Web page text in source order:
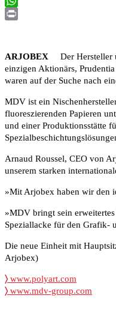
WhatsApp
ARJOBEX Der Hersteller
einzigen Aktionärs,
waren auf der Suche nach
MDV ist ein
fluoreszierenden Papieren
und einer Produktionsstätte
Arnaud Roussel, CEO von
unserem starken
»Mit Arjobex haben wir den
»MDV bringt sein
Speziallacke für den Grafik-
Die neue Einheit mit
Arjobex)
〉 www.polyart.com
〉 www.mdv-group.com